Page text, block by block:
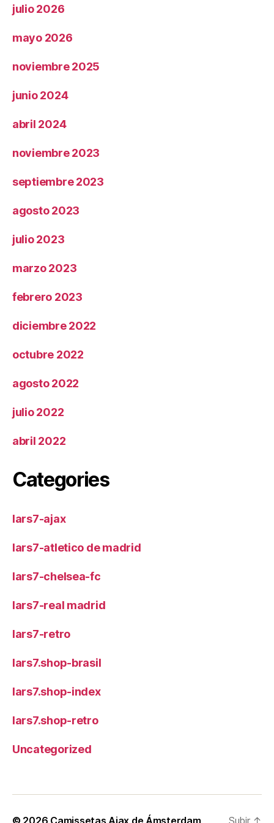
julio 2026
mayo 2026
noviembre 2025
junio 2024
abril 2024
noviembre 2023
septiembre 2023
agosto 2023
julio 2023
marzo 2023
febrero 2023
diciembre 2022
octubre 2022
agosto 2022
julio 2022
abril 2022
Categories
lars7-ajax
lars7-atletico de madrid
lars7-chelsea-fc
lars7-real madrid
lars7-retro
lars7.shop-brasil
lars7.shop-index
lars7.shop-retro
Uncategorized
© 2026 Camissetas Ajax de Ámsterdam Subir ↑